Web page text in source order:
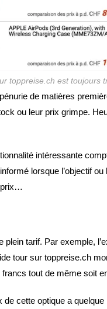
toppreise.ch est toujours
de matières
ou leur prix grimpe.
intéressante
lorsque l’objectif
prix…
tarif. Par exemple,
tour sur toppreise.ch
tout de même soit
cette optique a